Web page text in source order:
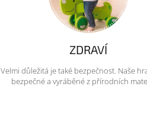
ZDRAVÍ
Velmi důležitá je také bezpečnost. Naše
bezpečné a vyráběné z přírodních